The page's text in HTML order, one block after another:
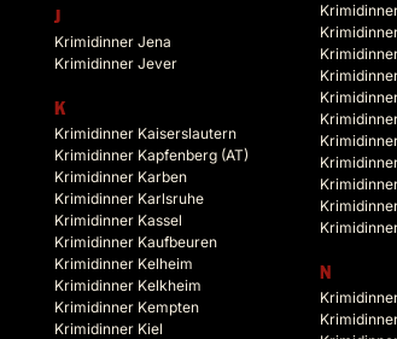
J
Krimidinner Jena
Krimidinner Jever
K
Krimidinner Kaiserslautern
Krimidinner Kapfenberg (AT)
Krimidinner Karben
Krimidinner Karlsruhe
Krimidinner Kassel
Krimidinner Kaufbeuren
Krimidinner Kelheim
Krimidinner Kelkheim
Krimidinner Kempten
Krimidinner Kiel
N